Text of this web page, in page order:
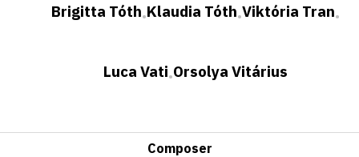
Brigitta Tóth•Klaudia Tóth•Viktória Tran•
Luca Vati•Orsolya Vitárius
Composer